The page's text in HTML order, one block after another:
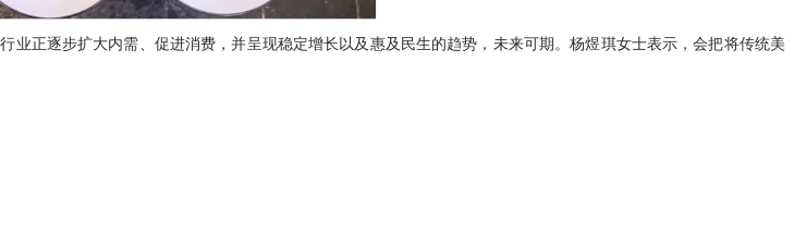
正逐步扩大内需、促进消费，并呈现稳定增长以及惠及民生的趋势，未来可期。杨煜琪女士表示，会把将传统美